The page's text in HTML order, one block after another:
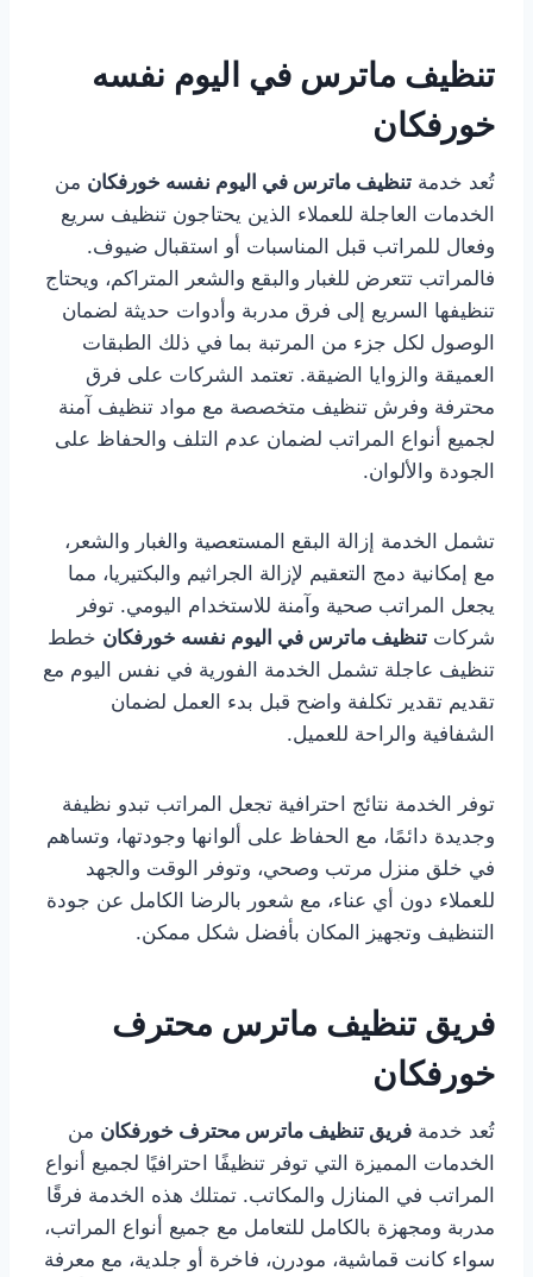
تنظيف ماترس في اليوم نفسه
خورفكان
تُعد خدمة تنظيف ماترس في اليوم نفسه خورفكان من
الخدمات العاجلة للعملاء الذين يحتاجون تنظيف سريع
وفعال للمراتب قبل المناسبات أو استقبال ضيوف.
فالمراتب تتعرض للغبار والبقع والشعر المتراكم، ويحتاج
تنظيفها السريع إلى فرق مدربة وأدوات حديثة لضمان
الوصول لكل جزء من المرتبة بما في ذلك الطبقات
العميقة والزوايا الضيقة. تعتمد الشركات على فرق
محترفة وفرش تنظيف متخصصة مع مواد تنظيف آمنة
لجميع أنواع المراتب لضمان عدم التلف والحفاظ على
الجودة والألوان.
تشمل الخدمة إزالة البقع المستعصية والغبار والشعر،
مع إمكانية دمج التعقيم لإزالة الجراثيم والبكتيريا، مما
يجعل المراتب صحية وآمنة للاستخدام اليومي. توفر
شركات تنظيف ماترس في اليوم نفسه خورفكان خطط
تنظيف عاجلة تشمل الخدمة الفورية في نفس اليوم مع
تقديم تقدير تكلفة واضح قبل بدء العمل لضمان
الشفافية والراحة للعميل.
توفر الخدمة نتائج احترافية تجعل المراتب تبدو نظيفة
وجديدة دائمًا، مع الحفاظ على ألوانها وجودتها، وتساهم
في خلق منزل مرتب وصحي، وتوفر الوقت والجهد
للعملاء دون أي عناء، مع شعور بالرضا الكامل عن جودة
التنظيف وتجهيز المكان بأفضل شكل ممكن.
فريق تنظيف ماترس محترف
خورفكان
تُعد خدمة فريق تنظيف ماترس محترف خورفكان من
الخدمات المميزة التي توفر تنظيفًا احترافيًا لجميع أنواع
المراتب في المنازل والمكاتب. تمتلك هذه الخدمة فرقًا
مدربة ومجهزة بالكامل للتعامل مع جميع أنواع المراتب،
سواء كانت قماشية، مودرن، فاخرة أو جلدية، مع معرفة